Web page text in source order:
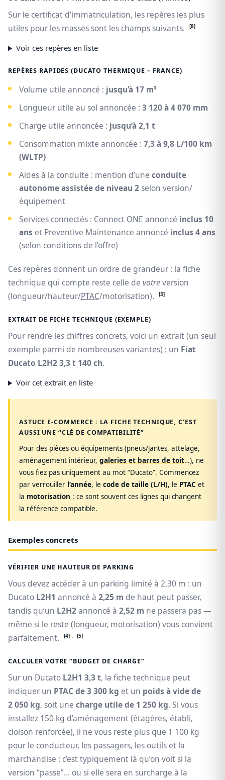
Sur le certificat d’immatriculation, les repères les plus
utiles pour les masses sont les champs suivants.
[8]
Voir ces repères en liste
REPÈRES RAPIDES (DUCATO THERMIQUE – FRANCE)
Volume utile annoncé : jusqu’à 17 m³
Longueur utile au sol annoncée : 3 120 à 4 070 mm
Charge utile annoncée : jusqu’à 2,1 t
Consommation mixte annoncée : 7,3 à 9,8 L/100 km
(WLTP)
Aides à la conduite : mention d’une conduite
autonome assistée de niveau 2selon version/
équipement
Services connectés : Connect ONE annoncé inclus 10
ans et Preventive Maintenance annoncé inclus 4 ans
(selon conditions de l’offre)
Ces repères donnent un ordre de grandeur : la fiche
technique qui compte reste celle de votreversion
(longueur/hauteur/PTAC/motorisation). [3]
EXTRAIT DE FICHE TECHNIQUE (EXEMPLE)
Pour rendre les chiffres concrets, voici un extrait (un seul
exemple parmi de nombreuses variantes) : un Fiat
Ducato L2H2 3,3 t 140 ch.
Voir cet extrait en liste
ASTUCE E-COMMERCE : LA FICHE TECHNIQUE, C’EST
AUSSI UNE “CLÉ DE COMPATIBILITÉ”
Pour des pièces ou équipements (pneus/jantes, attelage,
aménagement intérieur, galeries et barres de toit…), ne
vous fiez pas uniquement au mot “Ducato”. Commencez
par verrouiller l’année, le code de taille (L/H), le PTAC et
la motorisation : ce sont souvent ces lignes qui changent
la référence compatible.
Exemples concrets
VÉRIFIER UNE HAUTEUR DE PARKING
Vous devez accéder à un parking limité à 2,30 m : un
Ducato L2H1 annoncé à 2,25 m de haut peut passer,
tandis qu’un L2H2annoncé à 2,52 m ne passera pas —
même si le reste (longueur, motorisation) vous convient
parfaitement.
[4] , [5]
CALCULER VOTRE “BUDGET DE CHARGE”
Sur un Ducato L2H1 3,3 t, la fiche technique peut
indiquer un PTAC de 3 300 kg et un poids à vide de
2 050 kg, soit une charge utile de 1 250 kg. Si vous
installez 150 kg d’aménagement (étagères, établi,
cloison renforcée), il ne vous reste plus que 1 100 kg
pour le conducteur, les passagers, les outils et la
marchandise : c’est typiquement là qu’on voit si la
version “passe”… ou si elle sera en surcharge à la